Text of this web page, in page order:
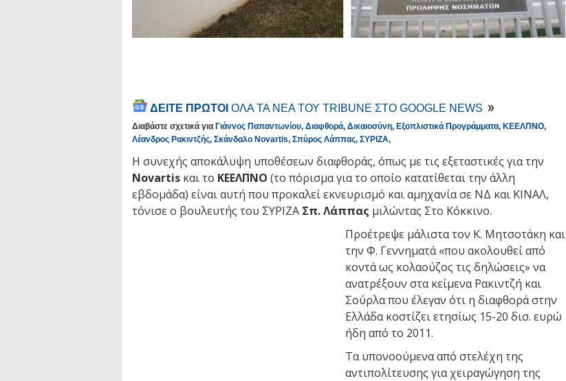
ΔΕΙΤΕ ΠΡΩΤΟΙ ΟΛΑ ΤΑ ΝΕΑ ΤΟΥ TRIBUNE ΣΤΟ GOOGLE NEWS
Διαβάστε σχετικά για Γιάννος Παπαντωνίου, Διαφθορά, Δικαιοσύνη, Εξοπλιστικά Προγράμματα, ΚΕΕΛΠΝΟ,
Λέανδρος Ρακιντζής, Σκάνδαλο Novartis, Σπύρος Λάππας, ΣΥΡΙΖΑ,
Η συνεχής αποκάλυψη υποθέσεων διαφθοράς, όπως με τις εξεταστικές για την
Novartis και το ΚΕΕΛΠΝΟ (το πόρισμα για το οποίο κατατίθεται την άλλη
εβδομάδα) είναι αυτή που προκαλεί εκνευρισμό και αμηχανία σε ΝΔ και ΚΙΝΑΛ,
τόνισε ο βουλευτής του ΣΥΡΙΖΑ Σπ. Λάππας μιλώντας Στο Κόκκινο.
Προέτρεψε μάλιστα τον Κ. Μητσοτάκη και
την Φ. Γεννηματά «που ακολουθεί από
κοντά ως κολαούζος τις δηλώσεις» να
ανατρέξουν στα κείμενα Ρακιντζή και
Σούρλα που έλεγαν ότι η διαφθορά στην
Ελλάδα κοστίζει ετησίως 15-20 δισ. ευρώ
ήδη από το 2011.
Τα υπονοούμενα από στελέχη της
αντιπολίτευσης για χειραγώγηση της